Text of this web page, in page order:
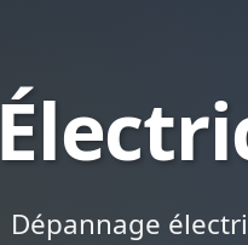
Dépannage